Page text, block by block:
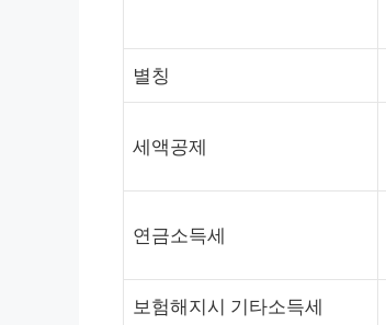
별칭
세액공제
연금소득세
보험해지시 기타소득세